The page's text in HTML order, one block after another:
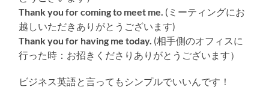
Thank you for coming to meet me. (ミーティングにお
越しいただきありがとうございます)
Thank you for having me today. (相手側のオフィスに
行った時：お招きくださりありがとうございます）
ビジネス英語と言ってもシンプルでいいんです！